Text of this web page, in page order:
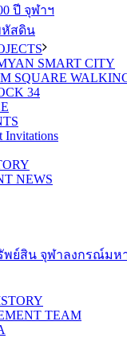
ปี จุฬาฯ
หัสดิน
SMART CITY
SQUARE
34
Invitations
NEWS
TEAM